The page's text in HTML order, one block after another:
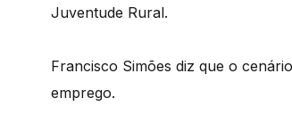
Juventude Rural.
Francisco Simões diz que o
emprego.